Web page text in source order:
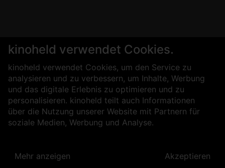
kinoheld verwendet Cookies.
kinoheld verwendet Cookies, um den Service zu
analysieren und zu verbessern, um Inhalte, Werbung
und das digitale Erlebnis zu optimieren und zu
personalisieren. kinoheld teilt auch Informationen
über die Nutzung unserer Website mit Partnern für
soziale Medien, Werbung und Analyse.
Mehr anzeigen Akzeptieren